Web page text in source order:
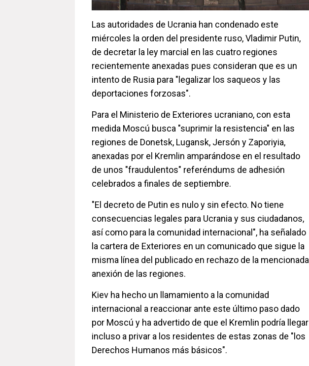
Las autoridades de Ucrania han condenado este
miércoles la orden del presidente ruso, Vladimir Putin,
de decretar la ley marcial en las cuatro regiones
recientemente anexadas pues consideran que es un
intento de Rusia para "legalizar los saqueos y las
deportaciones forzosas".
Para el Ministerio de Exteriores ucraniano, con esta
medida Moscú busca "suprimir la resistencia" en las
regiones de Donetsk, Lugansk, Jersón y Zaporiyia,
anexadas por el Kremlin amparándose en el resultado
de unos "fraudulentos" referéndums de adhesión
celebrados a finales de septiembre.
"El decreto de Putin es nulo y sin efecto. No tiene
consecuencias legales para Ucrania y sus ciudadanos,
así como para la comunidad internacional", ha señalado
la cartera de Exteriores en un comunicado que sigue la
misma línea del publicado en rechazo de la mencionada
anexión de las regiones.
Kiev ha hecho un llamamiento a la comunidad
internacional a reaccionar ante este último paso dado
por Moscú y ha advertido de que el Kremlin podría llegar
incluso a privar a los residentes de estas zonas de "los
Derechos Humanos más básicos".